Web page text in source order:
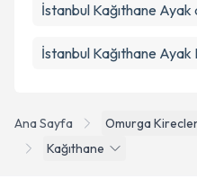
Ana Sayfa Omurga
Kağıthane
İstanbul Kağıthane Ayak
İstanbul Kağıthane Ayak